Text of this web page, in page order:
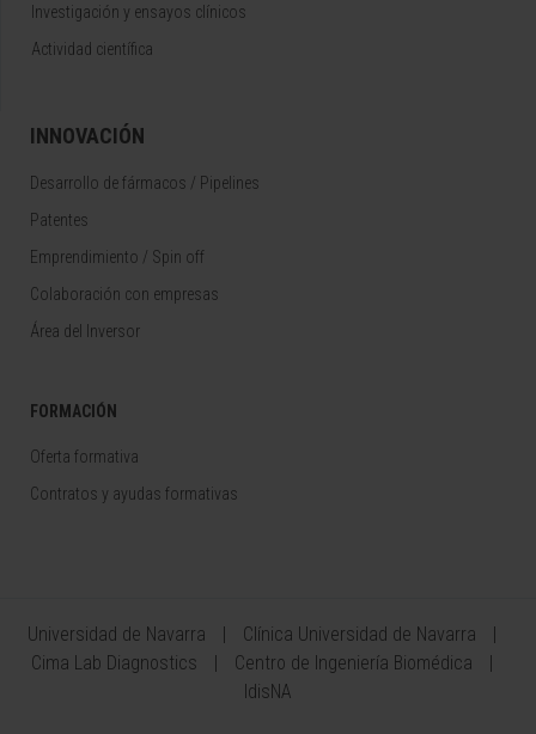
Investigación y ensayos clínicos
Actividad científica
INNOVACIÓN
Desarrollo de fármacos / Pipelines
Patentes
Emprendimiento / Spin off
Colaboración con empresas
Área del Inversor
FORMACIÓN
Oferta formativa
Contratos y ayudas formativas
Universidad de Navarra
Clínica Universidad de Navarra
Cima Lab Diagnostics
Centro de Ingeniería Biomédica
IdisNA